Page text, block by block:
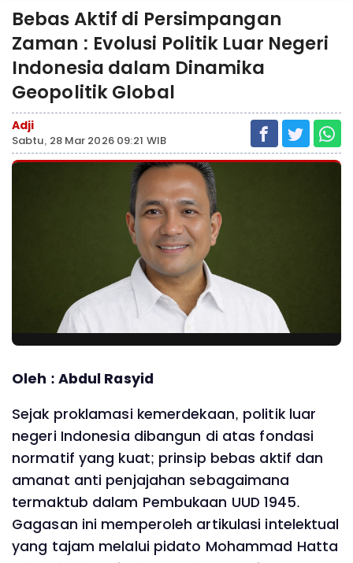
Bebas Aktif di Persimpangan
Zaman : Evolusi Politik Luar Negeri
Indonesia dalam Dinamika
Geopolitik Global
Adji
Sabtu, 28 Mar 2026 09:21 WIB
Oleh : Abdul Rasyid
Sejak proklamasi kemerdekaan, politik luar
negeri Indonesia dibangun di atas fondasi
normatif yang kuat; prinsip bebas aktif dan
amanat anti penjajahan sebagaimana
termaktub dalam Pembukaan UUD 1945.
Gagasan ini memperoleh artikulasi intelektual
yang tajam melalui pidato Mohammad Hatta